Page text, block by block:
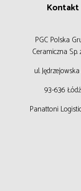
Kontakt
PGC Polska
Ceramiczna Sp.
ul.
93-636 Łódź
Panattoni